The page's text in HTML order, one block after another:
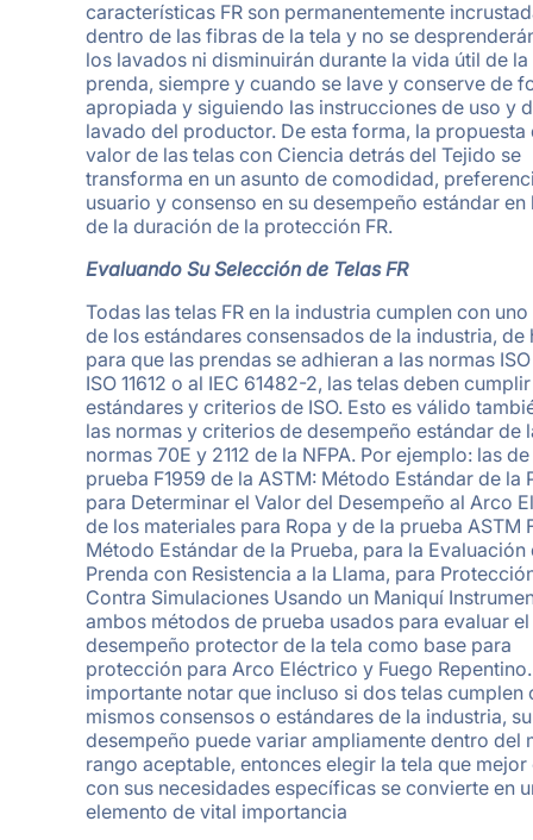
características FR son permanentemente
dentro de las fibras de la tela y no se
los lavados ni disminuirán durante la vida útil de la
prenda, siempre y cuando se lave y conserve de
apropiada y siguiendo las instrucciones de uso y
lavado del productor. De esta forma, la propuesta
valor de las telas con Ciencia detrás del Tejido se
transforma en un asunto de comodidad,
usuario y consenso en su desempeño estándar en
de la duración de la protección FR.
Evaluando Su Selección de Telas FR
Todas las telas FR en la industria cumplen con
de los estándares consensados de la industria, de
para que las prendas se adhieran a las normas ISO
ISO 11612 o al IEC 61482-2, las telas deben
estándares y criterios de ISO. Esto es válido
las normas y criterios de desempeño estándar de
normas 70E y 2112 de la NFPA. Por ejemplo: las
prueba F1959 de la ASTM: Método Estándar de la
para Determinar el Valor del Desempeño al Arco
de los materiales para Ropa y de la prueba ASTM
Método Estándar de la Prueba, para la Evaluación
Prenda con Resistencia a la Llama, para
Contra Simulaciones Usando un Maniquí
ambos métodos de prueba usados para evaluar el
desempeño protector de la tela como base para
protección para Arco Eléctrico y Fuego
importante notar que incluso si dos telas cumplen
mismos consensos o estándares de la industria, su
desempeño puede variar ampliamente dentro del
rango aceptable, entonces elegir la tela que mejor
con sus necesidades específicas se convierte en
elemento de vital importancia